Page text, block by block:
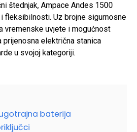
štednjak, Ampace Andes 1500
fleksibilnosti. Uz brojne sigurnosne
vremenske uvjete i mogućnost
prijenosna električna stanica
u svojoj kategoriji.
baterija